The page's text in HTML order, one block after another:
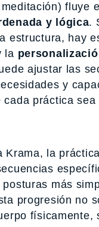
fluye
y lógica.
estructura, hay
la
ajustar las
y
cada práctica sea
Krama, la
más
progresión no
físicamente,